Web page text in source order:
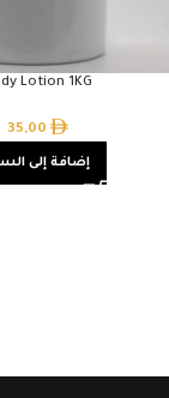
Lotion 1KG
35,00
إضافة إلى